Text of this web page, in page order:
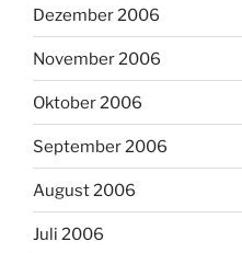
Dezember 2006
November 2006
Oktober 2006
September 2006
August 2006
Juli 2006